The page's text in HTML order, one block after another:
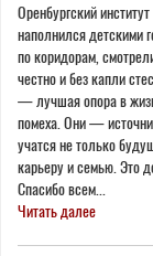
Оренбургский
наполнился детскими
по коридорам,
честно и без капли
— лучшая опора в
помеха. Они —
учатся не только
карьеру и семью. Это
Спасибо всем...
Читать далее